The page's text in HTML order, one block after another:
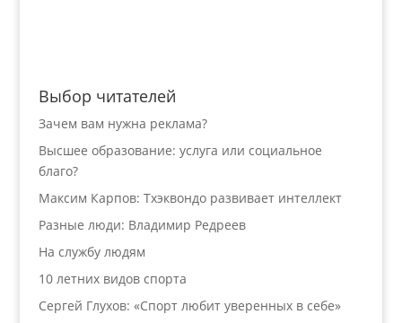
Выбор читателей
Зачем вам нужна реклама?
Высшее образование: услуга или социальное
благо?
Максим Карпов: Тхэквондо развивает интеллект
Разные люди: Владимир Редреев
На службу людям
10 летних видов спорта
Сергей Глухов: «Спорт любит уверенных в себе»